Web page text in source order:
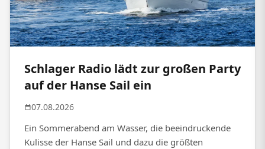
Schlager Radio lädt zur großen Party
auf der Hanse Sail ein
07.08.2026
Ein Sommerabend am Wasser, die beeindruckende
Kulisse der Hanse Sail und dazu die größten